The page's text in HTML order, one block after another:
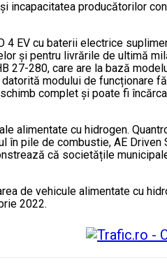
producătorilor
4 EV cu baterii electrice
și pentru livrările de ultimă
27-280, care are la bază
modului de funcționare
complet și poate fi
alimentate cu hidrogen.
pile de combustie, AE
că societățile
de vehicule alimentate cu
2022.